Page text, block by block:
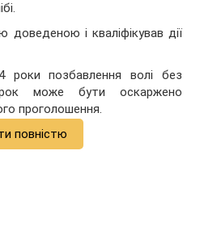
доведеною і кваліфікував дії
роки позбавлення волі без
може бути оскаржено
проголошення.
повністю